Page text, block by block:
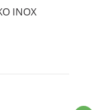
ΙΝΟΧ